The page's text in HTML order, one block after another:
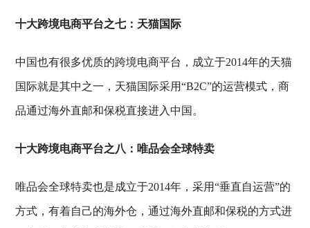
十大跨境电商平台之七：天猫国际
中国也有很多优质的跨境电商平台，成立于2014年的天猫
国际就是其中之一，天猫国际采用“B2C”的运营模式，商
品通过海外直邮和保税直接进入中国。
十大跨境电商平台之八：唯品会全球特卖
唯品会全球特卖也是成立于2014年，采用“垂直自运营”的
方式，有着自己的海外仓，通过海外直邮和保税的方式进